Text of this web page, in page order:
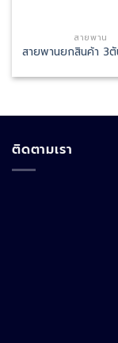
สายพาน
สายพานยกสินค้า 3
ติดตามเรา